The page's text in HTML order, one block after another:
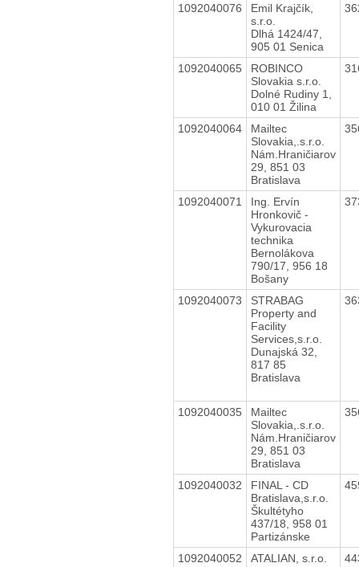
1092040076
Emil Krajčík,
s.r.o.
Dlhá 1424/47,
905 01 Senica
1092040065
ROBINCO
Slovakia s.r.o.
Dolné Rudiny 1,
010 01 Žilina
1092040064
Mailtec
Slovakia,.s.r.o.
Nám.Hraničiarov
29, 851 03
Bratislava
1092040071
Ing. Ervín
Hronkovič -
Vykurovacia
technika
Bernolákova
790/17, 956 18
Bošany
1092040073
STRABAG
Property and
Facility
Services,s.r.o.
Dunajská 32,
817 85
Bratislava
1092040035
Mailtec
Slovakia,.s.r.o.
Nám.Hraničiarov
29, 851 03
Bratislava
1092040032
FINAL - CD
Bratislava,s.r.o.
Škultétyho
437/18, 958 01
Partizánske
1092040052
ATALIAN, s.r.o.